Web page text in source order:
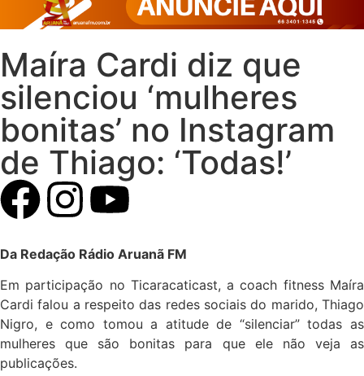
Maíra Cardi diz que
silenciou ‘mulheres
bonitas’ no Instagram
de Thiago: ‘Todas!’
Da Redação Rádio Aruanã FM
Em participação no Ticaracaticast, a coach fitness Maíra
Cardi falou a respeito das redes sociais do marido, Thiago
Nigro, e como tomou a atitude de “silenciar” todas as
mulheres que são bonitas para que ele não veja as
publicações.